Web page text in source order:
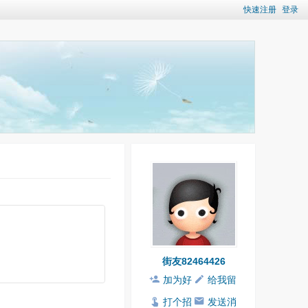
快速注册 登录
街友82464426
加为好
友
给我留
言
打个招 发送消